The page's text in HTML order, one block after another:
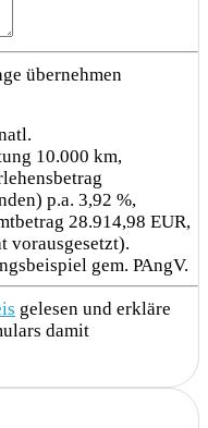
übernehmen
10.000 km,
p.a. 3,92 %,
28.914,98 EUR,
vorausgesetzt).
gem. PAngV.
gelesen und erkläre
damit